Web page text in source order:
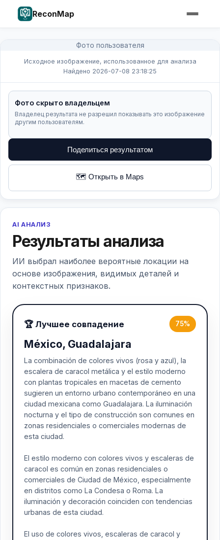
ReconMap
Фото пользователя
Исходное изображение, использованное для анализа
Найдено 2026-07-08 23:18:25
Фото скрыто владельцем
Владелец результата не разрешил показывать это изображение
другим пользователям.
Поделиться результатом
🗺️ Открыть в Maps
AI АНАЛИЗ
Результаты анализа
ИИ выбрал наиболее вероятные локации на
основе изображения, видимых деталей и
контекстных признаков.
🏆 Лучшее совпадение 75%
México, Guadalajara
La combinación de colores vivos (rosa y azul), la
escalera de caracol metálica y el estilo moderno
con plantas tropicales en macetas de cemento
sugieren un entorno urbano contemporáneo en una
ciudad mexicana como Guadalajara. La iluminación
nocturna y el tipo de construcción son comunes en
zonas residenciales o comerciales modernas de
esta ciudad.
El estilo moderno con colores vivos y escaleras de
caracol es común en zonas residenciales o
comerciales de Ciudad de México, especialmente
en distritos como La Condesa o Roma. La
iluminación y decoración coinciden con tendencias
urbanas de esta ciudad.
El uso de colores vivos, escaleras de caracol y